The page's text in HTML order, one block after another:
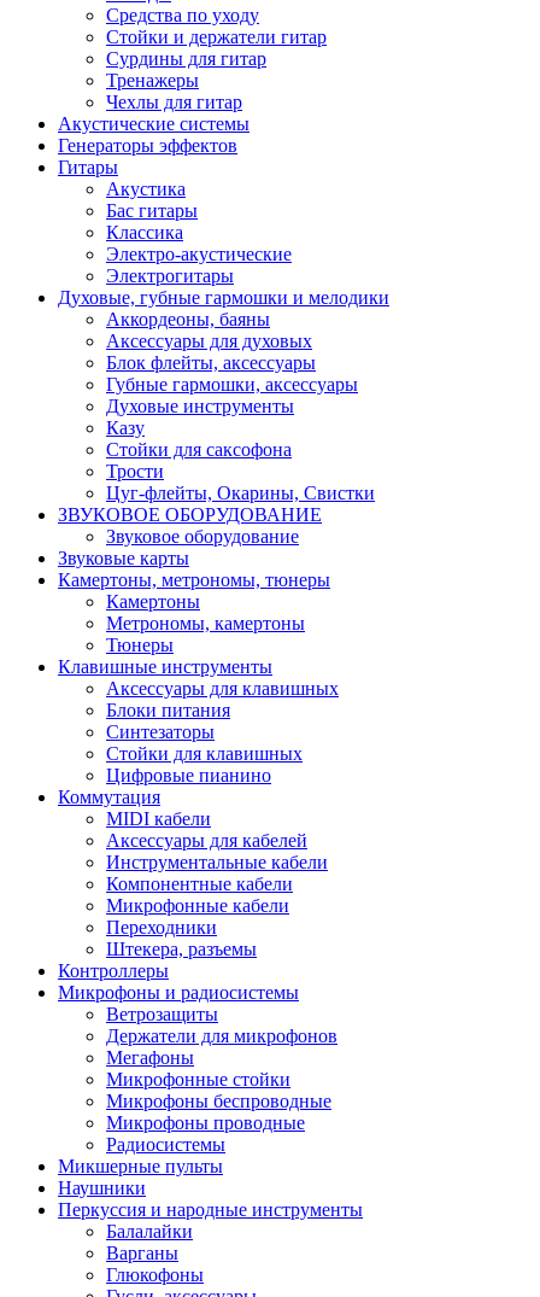
Средства по уходу
Стойки и держатели гитар
Сурдины для гитар
Тренажеры
Чехлы для гитар
Акустические системы
Генераторы эффектов
Гитары
Акустика
Бас гитары
Классика
Электро-акустические
Электрогитары
Духовые, губные гармошки и мелодики
Аккордеоны, баяны
Аксессуары для духовых
Блок флейты, аксессуары
Губные гармошки, аксессуары
Духовые инструменты
Казу
Стойки для саксофона
Трости
Цуг-флейты, Окарины, Свистки
ЗВУКОВОЕ ОБОРУДОВАНИЕ
Звуковое оборудование
Звуковые карты
Камертоны, метрономы, тюнеры
Камертоны
Метрономы, камертоны
Тюнеры
Клавишные инструменты
Аксессуары для клавишных
Блоки питания
Синтезаторы
Стойки для клавишных
Цифровые пианино
Коммутация
MIDI кабели
Аксессуары для кабелей
Инструментальные кабели
Компонентные кабели
Микрофонные кабели
Переходники
Штекера, разъемы
Контроллеры
Микрофоны и радиосистемы
Ветрозащиты
Держатели для микрофонов
Мегафоны
Микрофонные стойки
Микрофоны беспроводные
Микрофоны проводные
Радиосистемы
Микшерные пульты
Наушники
Перкуссия и народные инструменты
Балалайки
Варганы
Глюкофоны